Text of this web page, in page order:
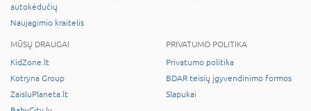
autokėdučių
Naujagimio kraitelis
MŪSŲ DRAUGAI
KidZone.lt
Kotryna Group
ZaisluPlaneta.lt
PRIVATUMO POLITIKA
Privatumo politika
BDAR teisių įgyvendinimo formos
Slapukai